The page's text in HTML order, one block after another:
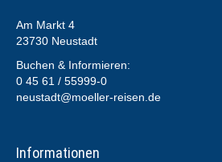
Am Markt 4
23730 Neustadt
Buchen & Informieren:
0 45 61 / 55999-0
neustadt@moeller-reisen.de
Informationen